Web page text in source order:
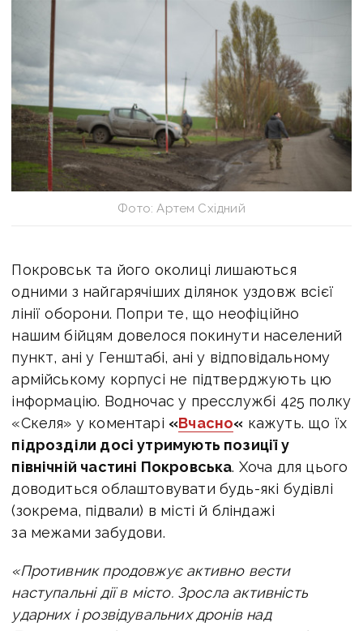
Фото: Артем Східний
Покровськ та його околиці лишаються
одними з найгарячіших ділянок уздовж всієї
лінії оборони. Попри те, що неофіційно
нашим бійцям довелося покинути населений
пункт, ані у Генштабі, ані у відповідальному
армійському корпусі не підтверджують цю
інформацію. Водночасу пресслужбі 425 полку
«Скеля» у коментарі «Вчасно« кажуть. що їх
підрозділи досі утримують позиції у
північній частині Покровська. Хоча для цього
доводиться облаштовувати будь-які будівлі
(зокрема, підвали) в місті й бліндажі
за межами забудови.
«Противник продовжує активно вести
наступальні дії в місто. Зросла активність
ударних і розвідувальних дронів над